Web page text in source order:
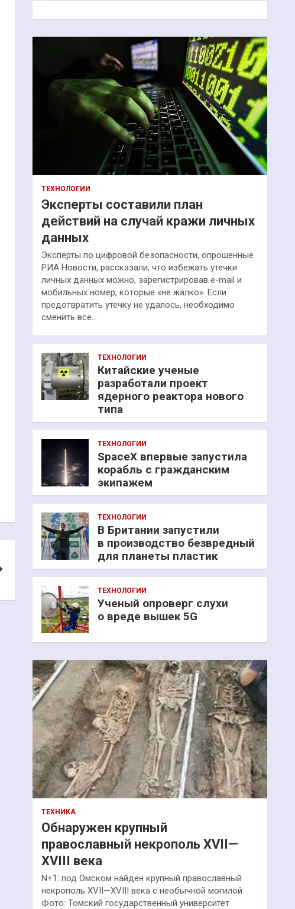
к
ТЕХНОЛОГИИ
Эксперты составили план
действий на случай кражи личных
данных
Эксперты по цифровой безопасности, опрошенные
РИА Новости, рассказали, что избежать утечки
личных данных можно, зарегистрировав e-mail и
мобильных номер, которые «не жалко». Если
предотвратить утечку не удалось, необходимо
сменить все…
ТЕХНОЛОГИИ
Китайские ученые
разработали проект
ядерного реактора нового
типа
ТЕХНОЛОГИИ
SpaceX впервые запустила
корабль с гражданским
экипажем
ТЕХНОЛОГИИ
В Британии запустили
в производство безвредный
для планеты пластик
ТЕХНОЛОГИИ
Ученый опроверг слухи
о вреде вышек 5G
ТЕХНИКА
Обнаружен крупный
православный некрополь XVII—
XVIII века
N+1: под Омском найден крупный православный
некрополь XVII—XVIII века с необычной могилой
Фото: Томский государственный университет